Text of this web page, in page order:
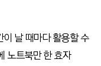
날 때마다 활용할 수
노트북만 한 효자